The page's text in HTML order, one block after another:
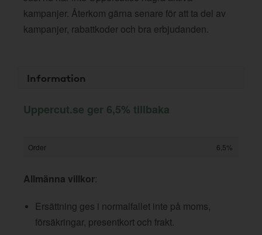
kampanjer. Återkom gärna senare för att ta del av
kampanjer, rabattkoder och bra erbjudanden.
Information
Uppercut.se ger 6,5% tillbaka
Order 6,5%
Allmänna villkor:
Ersättning ges i normalfallet inte på moms,
försäkringar, presentkort och frakt.